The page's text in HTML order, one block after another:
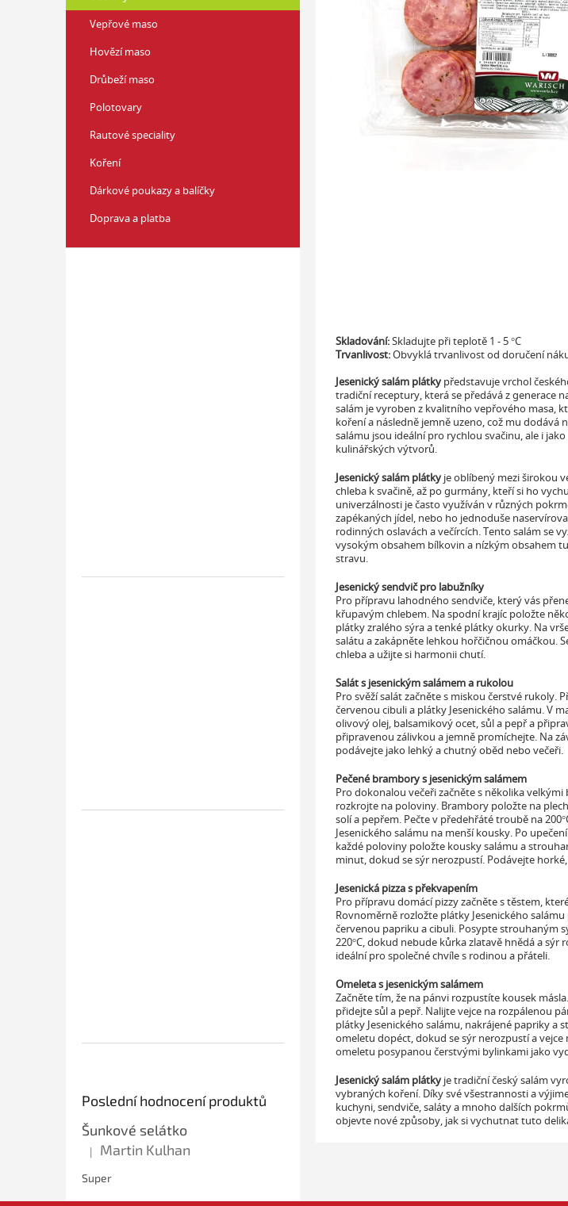
í
Vepřové maso
Hovězí maso
Drůbeží maso
Polotovary
Rautové speciality
Koření
Dárkové poukazy a balíčky
Doprava a platba
Poslední hodnocení produktů
Šunkové selátko
Hodnocení produktu je 5 z 5 hvězdiček.
| Martin Kulhan
Super
Skladování:Skladujte při teplotě 1 - 5 °C
Trvanlivost:Obvyklá trvanlivost od doručení
Jesenický salám plátky představuje vrchol
tradiční receptury, která se předává z generace
salám je vyroben z kvalitního vepřového masa,
koření a následně jemně uzeno, což mu dodává
salámu jsou ideální pro rychlou svačinu, ale i
kulinářských výtvorů.
Jesenický salám plátky je oblíbený mezi širokou
chleba k svačině, až po gurmány, kteří si ho
univerzálnosti je často využíván v různých
zapékaných jídel, nebo ho jednoduše
rodinných oslavách a večírcích. Tento salám se
vysokým obsahem bílkovin a nízkým obsahem
stravu.
Jesenický sendvič pro labužníky
Pro přípravu lahodného sendviče, který vás
křupavým chlebem. Na spodní krajíc položte
plátky zralého sýra a tenké plátky okurky. Na
salátu a zakápněte lehkou hořčičnou omáčkou.
chleba a užijte si harmonii chutí.
Salát s jesenickým salámem a rukolou
Pro svěží salát začněte s miskou čerstvé rukoly.
červenou cibuli a plátky Jesenického salámu. V
olivový olej, balsamikový ocet, sůl a pepř a
připravenou zálivkou a jemně promíchejte. Na
podávejte jako lehký a chutný oběd nebo večeři.
Pečené brambory s jesenickým salámem
Pro dokonalou večeři začněte s několika
rozkrojte na poloviny. Brambory položte na
solí a pepřem. Pečte v předehřáté troubě na
Jesenického salámu na menší kousky. Po
každé poloviny položte kousky salámu a
minut, dokud se sýr nerozpustí. Podávejte
Jesenická pizza s překvapením
Pro přípravu domácí pizzy začněte s těstem,
Rovnoměrně rozložte plátky Jesenického
červenou papriku a cibuli. Posypte strouhaným
220°C, dokud nebude kůrka zlatavě hnědá a sýr
ideální pro společné chvíle s rodinou a přáteli.
Omeleta s jesenickým salámem
Začněte tím, že na pánvi rozpustíte kousek
přidejte sůl a pepř. Nalijte vejce na rozpálenou
plátky Jesenického salámu, nakrájené papriky a
omeletu dopéct, dokud se sýr nerozpustí a
omeletu posypanou čerstvými bylinkami jako
Jesenický salám plátky je tradiční český salám
vybraných koření. Díky své všestrannosti a
kuchyni, sendviče, saláty a mnoho dalších
objevte nové způsoby, jak si vychutnat tuto